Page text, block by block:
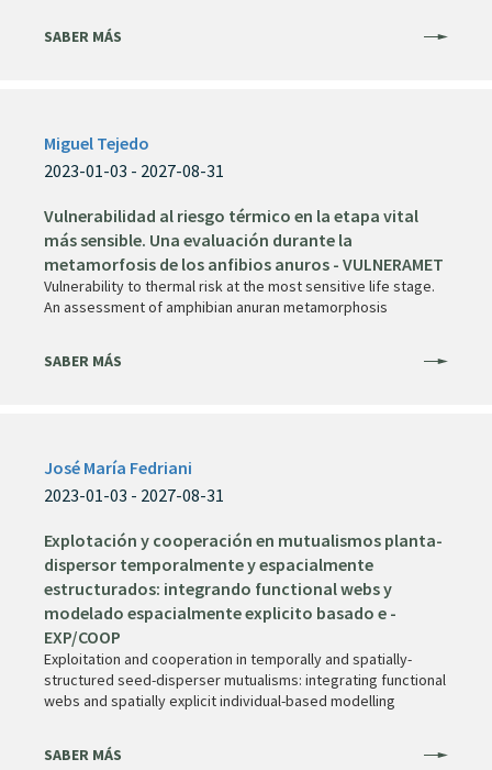
SABER MÁS
Miguel Tejedo
2023-01-03 - 2027-08-31
Vulnerabilidad al riesgo térmico en la etapa vital
más sensible. Una evaluación durante la
metamorfosis de los anfibios anuros - VULNERAMET
Vulnerability to thermal risk at the most sensitive life stage.
An assessment of amphibian anuran metamorphosis
SABER MÁS
José María Fedriani
2023-01-03 - 2027-08-31
Explotación y cooperación en mutualismos planta-
dispersor temporalmente y espacialmente
estructurados: integrando functional webs y
modelado espacialmente explicito basado e -
EXP/COOP
Exploitation and cooperation in temporally and spatially-
structured seed-disperser mutualisms: integrating functional
webs and spatially explicit individual-based modelling
SABER MÁS